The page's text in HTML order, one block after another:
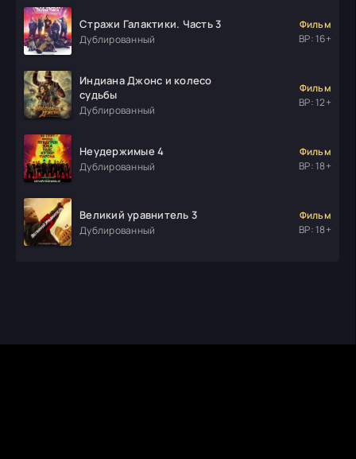
Стражи Галактики. Часть 3
Дублированный
Фильм
ВР: 16+
Индиана Джонс и колесо
судьбы
Дублированный
Фильм
ВР: 12+
Неудержимые 4
Дублированный
Фильм
ВР: 18+
Великий уравнитель 3
Дублированный
Фильм
ВР: 18+